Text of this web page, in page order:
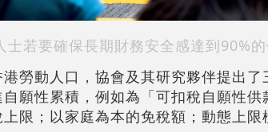
士若要確保長期財務安全感達到90%
勞動人口，協會及其研究夥伴提出
願性累積，例如為「可扣稅自願性
限；以家庭為本的免稅額；動態上限